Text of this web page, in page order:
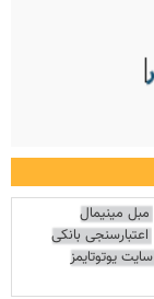
مبل مینیمال
اعتبارسنجی بانکی
سایت یوتوتایمز